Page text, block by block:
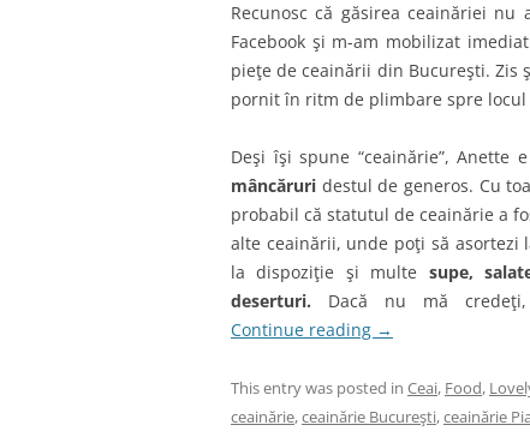
Recunosc că găsirea ceainăriei
Facebook şi m-am mobilizat
pieţe de ceainării din Bucureşti. Zis
pornit în ritm de plimbare spre
Deşi îşi spune “ceainărie”,
mâncăruri destul de generos. Cu
probabil că statutul de ceainărie a
alte ceainării, unde poţi să
la dispoziţie şi multe supe,
deserturi. Dacă nu mă
Continue reading →
This entry was posted in Ceai, Food,
ceainărie,ceainărie Bucureşti,ceainărie